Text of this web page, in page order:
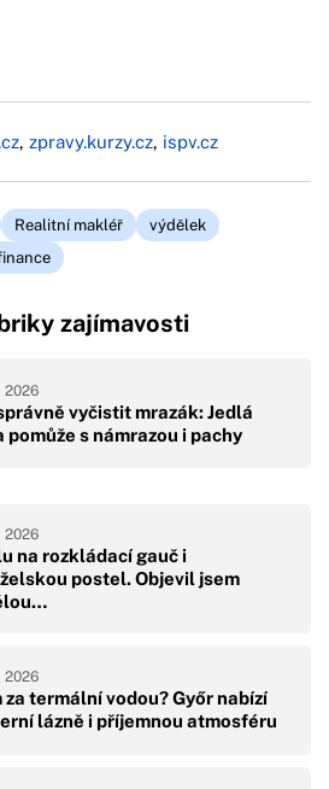
, zpravy.kurzy.cz, ispv.cz
Realitní makléř
výdělek
zajímavosti
vyčistit mrazák: Jedlá
pomůže s námrazou i pachy
2026
na rozkládací gauč i
postel. Objevil jsem
2026
za termální vodou? Győr nabízí
lázně i příjemnou atmosféru
2026